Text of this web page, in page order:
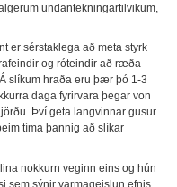
undantekningartilvikum,
er sérstaklega að meta styrk
og róteindir að ræða
slíkum hraða eru þær þó 1-3
daga fyrirvara þegar von
Því geta langvinnar gusur
tíma þannig að slíkar
nokkurn veginn eins og hún
sem sýnir varmageislun efnis